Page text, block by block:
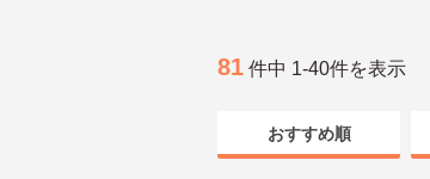
81 件中 1-40件を表示
おすすめ順